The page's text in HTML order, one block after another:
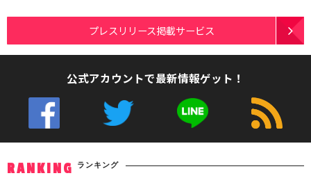
プレスリリース掲載サービス
公式アカウントで最新情報ゲット！
RANKING ランキング